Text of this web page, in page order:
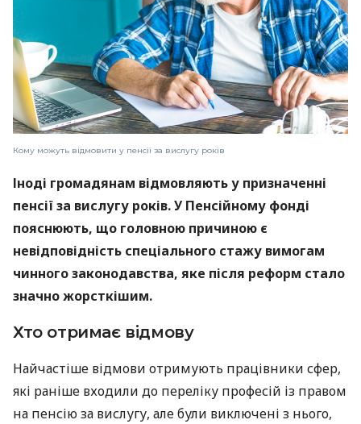
Кому можуть відмовити у пенсії за вислугу років
Іноді громадянам відмовляють у призначенні
пенсії за вислугу років. У Пенсійному фонді
пояснюють, що головною причиною є
невідповідність спеціального стажу вимогам
чинного законодавства, яке після реформ стало
значно жорсткішим.
Хто отримає відмову
Найчастіше відмови отримують працівники сфер,
які раніше входили до переліку професій із правом
на пенсію за вислугу, але були виключені з нього,